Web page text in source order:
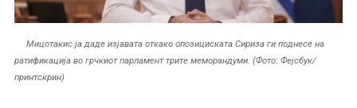
Мицотакис ја даде изјавата откако опозициската Сириза ги поднесе на
ратификација во грчкиот парламент трите меморандуми. (Фото: Фејсбук/
принтскрин)